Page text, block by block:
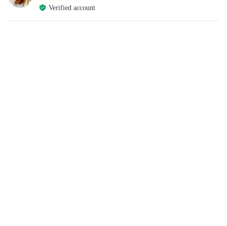
Verified account